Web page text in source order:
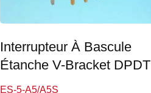
Interrupteur À Bascule
Étanche V-Bracket DPDT
ES-5-A5/A5S